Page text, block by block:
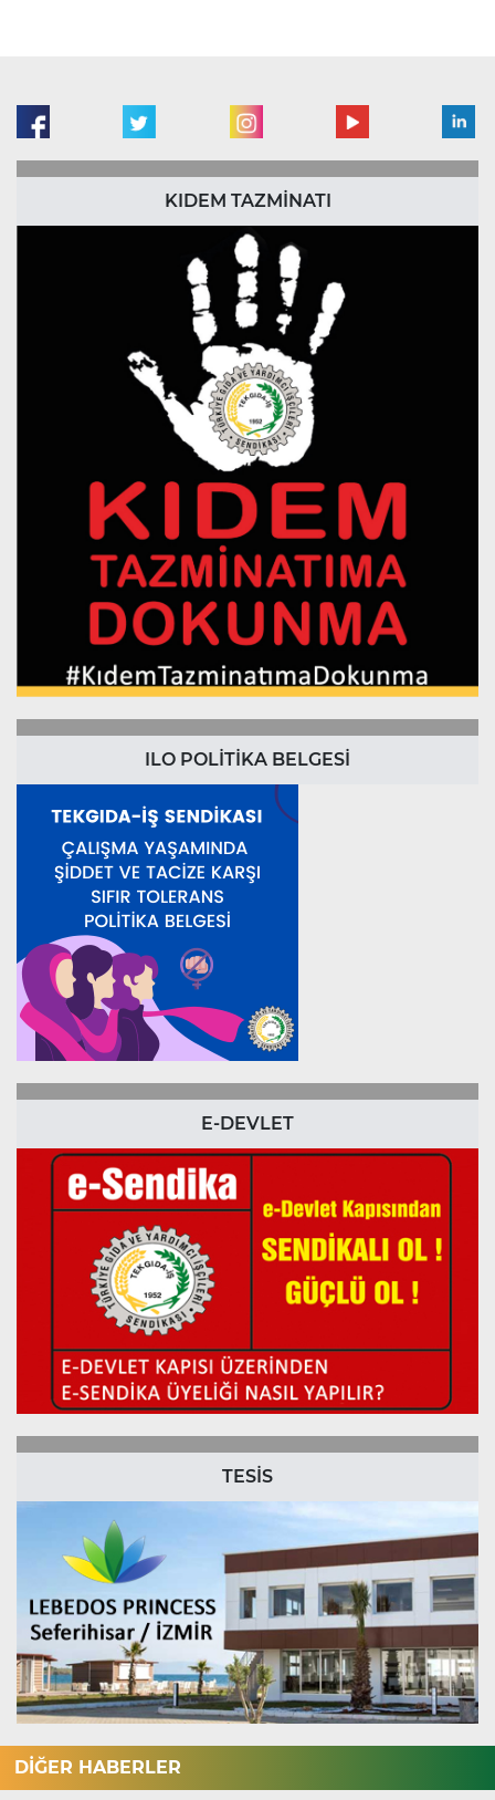
KIDEM TAZMİNATI
ILO POLİTİKA BELGESİ
E-DEVLET
TESİS
DİĞER HABERLER